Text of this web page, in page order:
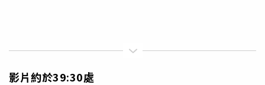
影片約於39:30處